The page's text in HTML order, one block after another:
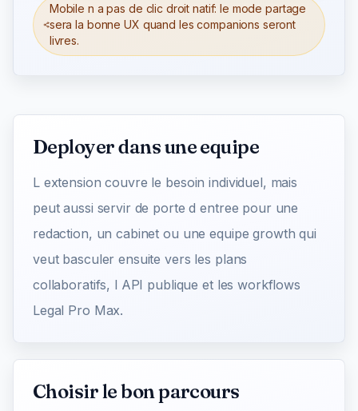
Mobile n a pas de clic droit natif: le mode partage
sera la bonne UX quand les companions seront
livres.
Deployer dans une equipe
L extension couvre le besoin individuel, mais
peut aussi servir de porte d entree pour une
redaction, un cabinet ou une equipe growth qui
veut basculer ensuite vers les plans
collaboratifs, l API publique et les workflows
Legal Pro Max.
Choisir le bon parcours